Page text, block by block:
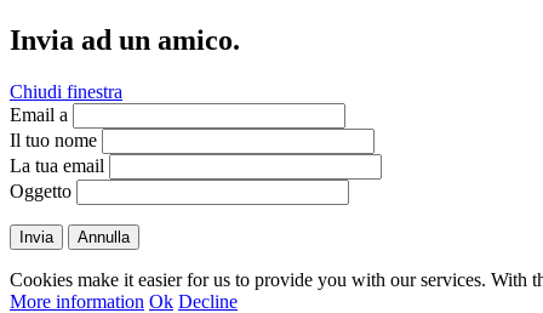
Invia ad un amico.
Chiudi finestra
Email a
Il tuo nome
La tua email
Oggetto
Invia Annulla
Cookies make it easier for us to provide you with our services. With
More information Ok Decline